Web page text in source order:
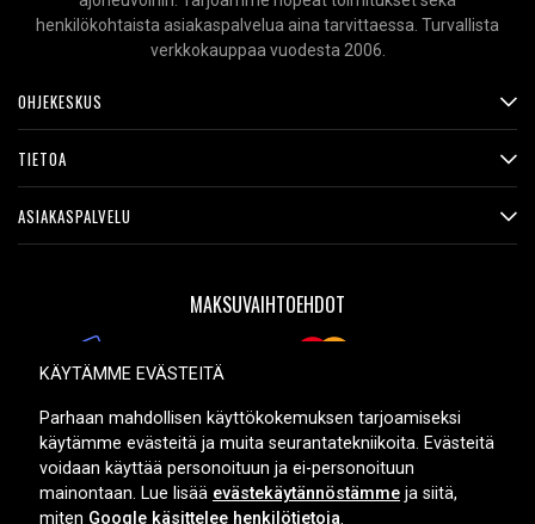
henkilökohtaista asiakaspalvelua aina tarvittaessa. Turvallista
verkkokauppaa vuodesta 2006.
OHJEKESKUS
TIETOA
ASIAKASPALVELU
MAKSUVAIHTOEHDOT
TOIMITUSVAIHTOEHDOT
KÄYTÄMME EVÄSTEITÄ
Parhaan mahdollisen käyttökokemuksen tarjoamiseksi
käytämme evästeitä ja muita seurantatekniikoita. Evästeitä
voidaan käyttää personoituun ja ei-personoituun
mainontaan. Lue lisää evästekäytännöstämme ja siitä,
miten Google käsittelee henkilötietoja.